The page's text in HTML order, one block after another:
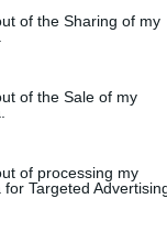
or usage behaviour.
to Google and its
specified
of the Sharing of my
of the Sale of my
of processing my
Targeted
non è più un
distingue
da quelli che
e mostra
separati — crisi